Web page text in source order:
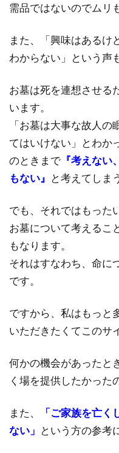
需品ではないのでムリ
また、「興味はあるけ
わからない」という声
お墓は死を連想させる
います。
「お墓は大事な故人
てはいけない」とわか
のときまで 『考えな
もない』 と考えてしま
でも、それではもった
お墓について考えるこ
もなります。
それはすなわち、命に
です。
ですから、私はもっと
いただきたくてこのサ
何かの機会があったと
く場を提供したかった
また、
「ご家族を亡
ない」 という方の参考